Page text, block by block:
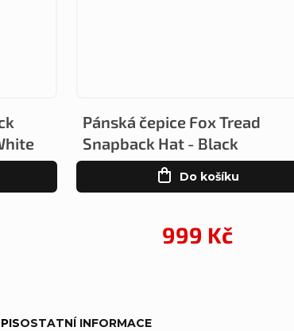
Pánská čepice Fox Tread
Snapback Hat - Black
999 Kč
Do košíku
OSTATNÍ INFORMACE